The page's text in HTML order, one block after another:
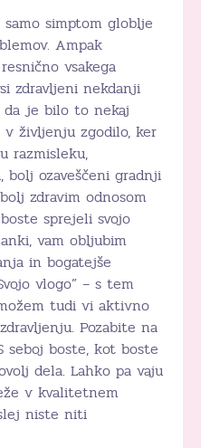
simptom globlje
Ampak
vsakega
zdravljeni nekdanji
da je bilo to nekaj
življenju zgodilo, ker
razmisleku,
ozaveščeni gradnji
zdravim odnosom
sprejeli svojo
vam obljubim
in bogatejše
vlogo” – s tem
tudi vi aktivno
Pozabite na
seboj boste, kot boste
dela. Lahko pa vaju
v kvalitetnem
niste niti